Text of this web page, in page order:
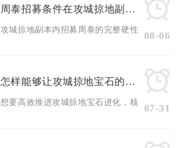
周泰招募条件在攻城掠地副本中是什么
攻城掠地副本内招募周泰的完整硬性条件为角
08-06
怎样能够让攻城掠地宝石的进化更加高效
想要高效推进攻城掠地宝石进化，核心方式是
07-31